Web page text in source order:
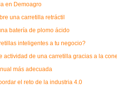
en Demoagro
una carretilla retráctil
batería de plomo ácido
inteligentes a tu negocio?
actividad de una carretilla gracias a la
más adecuada
el reto de la industria 4.0